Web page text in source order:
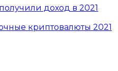
доход в 2021
криптовалюты 2021